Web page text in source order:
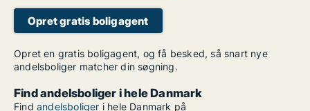
Opret gratis boligagent
Opret en gratis boligagent, og få besked, så snart nye
andelsboliger matcher din søgning.
Find andelsboliger i hele Danmark
Find andelsboliger i hele Danmark på